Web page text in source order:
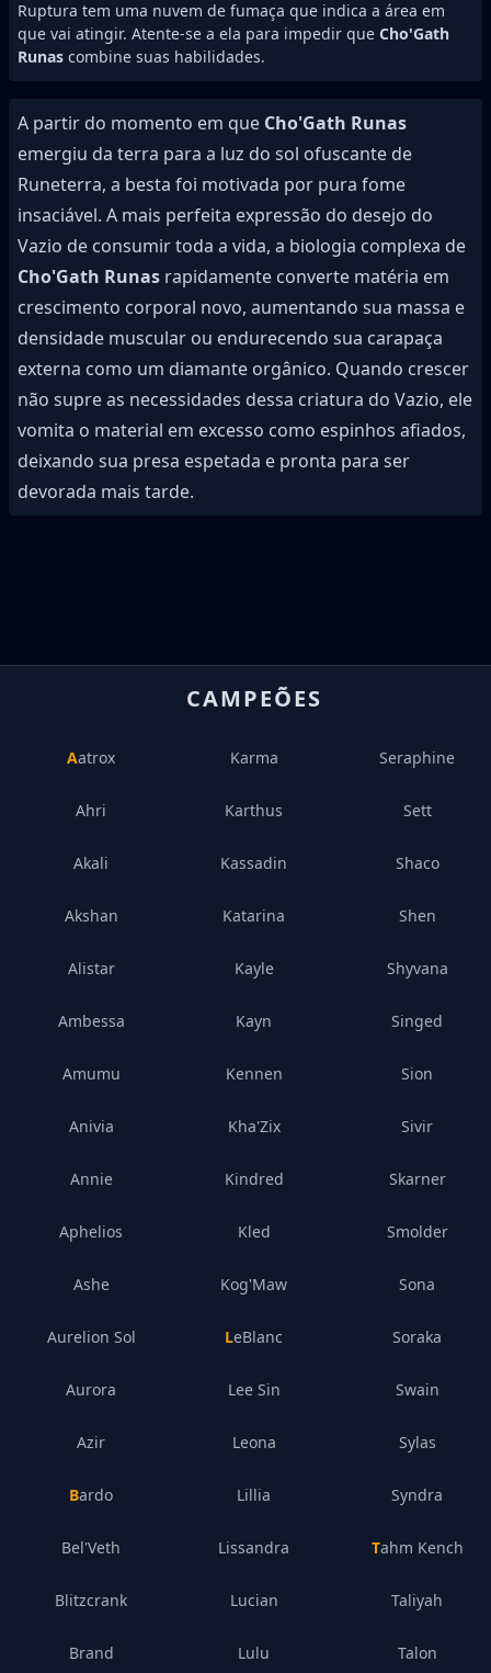
Ruptura tem uma nuvem de fumaça que indica a área em
que vai atingir. Atente-se a ela para impedir que Cho'Gath
Runas combine suas habilidades.
A partir do momento em que Cho'Gath Runas
emergiu da terra para a luz do sol ofuscante de
Runeterra, a besta foi motivada por pura fome
insaciável. A mais perfeita expressão do desejo do
Vazio de consumir toda a vida, a biologia complexa de
Cho'Gath Runas rapidamente converte matéria em
crescimento corporal novo, aumentando sua massa e
densidade muscular ou endurecendo sua carapaça
externa como um diamante orgânico. Quando crescer
não supre as necessidades dessa criatura do Vazio, ele
vomita o material em excesso como espinhos afiados,
deixando sua presa espetada e pronta para ser
devorada mais tarde.
CAMPEÕES
Aatrox
Ahri
Akali
Akshan
Alistar
Ambessa
Amumu
Anivia
Annie
Aphelios
Ashe
Aurelion Sol
Aurora
Azir
Bardo
Bel'Veth
Blitzcrank
Brand
Karma
Karthus
Kassadin
Katarina
Kayle
Kayn
Kennen
Kha'Zix
Kindred
Kled
Kog'Maw
LeBlanc
Lee Sin
Leona
Lillia
Lissandra
Lucian
Lulu
Seraphine
Sett
Shaco
Shen
Shyvana
Singed
Sion
Sivir
Skarner
Smolder
Sona
Soraka
Swain
Sylas
Syndra
Tahm Kench
Taliyah
Talon